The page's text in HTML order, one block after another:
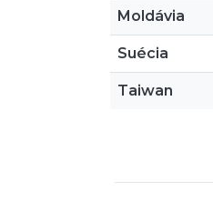
Moldávia
Suécia
Taiwan